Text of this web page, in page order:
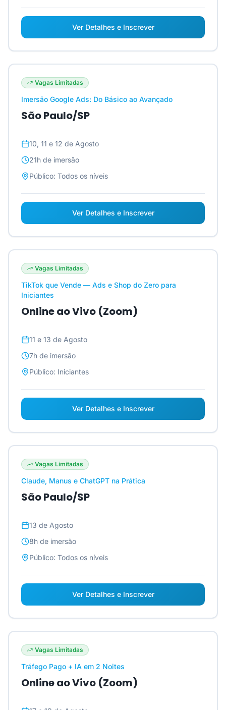
Ver Detalhes e Inscrever
Vagas Limitadas
Imersão Google Ads: Do Básico ao Avançado
São Paulo/SP
10, 11 e 12 de Agosto
21h de imersão
Público: Todos os níveis
Ver Detalhes e Inscrever
Vagas Limitadas
TikTok que Vende — Ads e Shop do Zero para
Iniciantes
Online ao Vivo (Zoom)
11 e 13 de Agosto
7h de imersão
Público: Iniciantes
Ver Detalhes e Inscrever
Vagas Limitadas
Claude, Manus e ChatGPT na Prática
São Paulo/SP
13 de Agosto
8h de imersão
Público: Todos os níveis
Ver Detalhes e Inscrever
Vagas Limitadas
Tráfego Pago + IA em 2 Noites
Online ao Vivo (Zoom)